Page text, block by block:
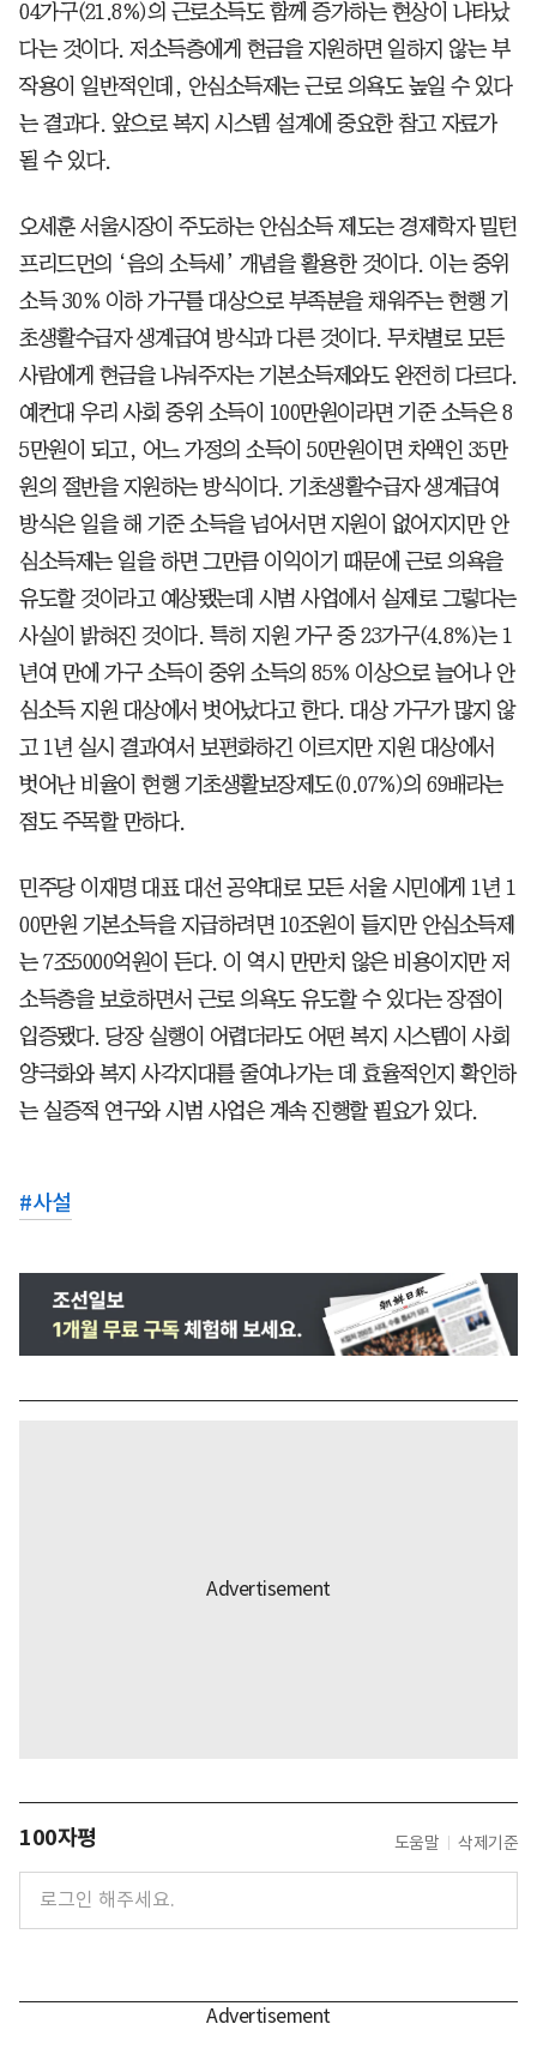
04가구(21.8%)의 근로소득도 함께 증가하는 현상이 나타났
다는 것이다. 저소득층에게 현금을 지원하면 일하지 않는 부
작용이 일반적인데, 안심소득제는 근로 의욕도 높일 수 있다
는 결과다. 앞으로 복지 시스템 설계에 중요한 참고 자료가
될 수 있다.
오세훈 서울시장이 주도하는 안심소득 제도는 경제학자 밀턴
프리드먼의 ‘음의 소득세’ 개념을 활용한 것이다. 이는 중위
소득 30% 이하 가구를 대상으로 부족분을 채워주는 현행 기
초생활수급자 생계급여 방식과 다른 것이다. 무차별로 모든
사람에게 현금을 나눠주자는 기본소득제와도 완전히 다르다.
예컨대 우리 사회 중위 소득이 100만원이라면 기준 소득은 8
5만원이 되고, 어느 가정의 소득이 50만원이면 차액인 35만
원의 절반을 지원하는 방식이다. 기초생활수급자 생계급여
방식은 일을 해 기준 소득을 넘어서면 지원이 없어지지만 안
심소득제는 일을 하면 그만큼 이익이기 때문에 근로 의욕을
유도할 것이라고 예상됐는데 시범 사업에서 실제로 그렇다는
사실이 밝혀진 것이다. 특히 지원 가구 중 23가구(4.8%)는 1
년여 만에 가구 소득이 중위 소득의 85% 이상으로 늘어나 안
심소득 지원 대상에서 벗어났다고 한다. 대상 가구가 많지 않
고 1년 실시 결과여서 보편화하긴 이르지만 지원 대상에서
벗어난 비율이 현행 기초생활보장제도(0.07%)의 69배라는
점도 주목할 만하다.
민주당 이재명 대표 대선 공약대로 모든 서울 시민에게 1년 1
00만원 기본소득을 지급하려면 10조원이 들지만 안심소득제
는 7조5000억원이 든다. 이 역시 만만치 않은 비용이지만 저
소득층을 보호하면서 근로 의욕도 유도할 수 있다는 장점이
입증됐다. 당장 실행이 어렵더라도 어떤 복지 시스템이 사회
양극화와 복지 사각지대를 줄여나가는 데 효율적인지 확인하
는 실증적 연구와 시범 사업은 계속 진행할 필요가 있다.
#사설
100자평 도움말 삭제기준